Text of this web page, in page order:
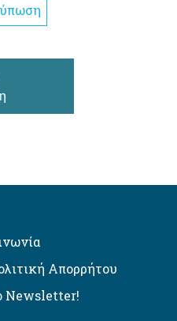
Απορρήτου
Newsletter!